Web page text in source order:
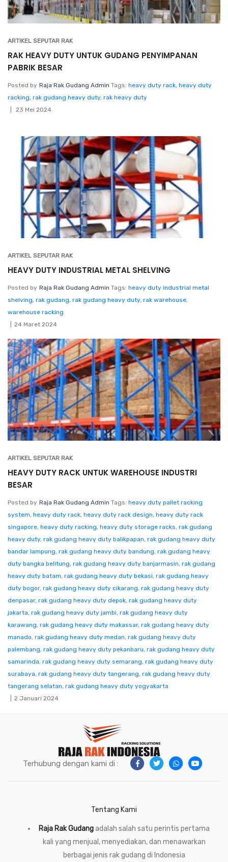
ARTIKEL SEPUTAR RAK
RAK HEAVY DUTY UNTUK GUDANG PENYIMPANAN
PABRIK BESAR
Posted by Raja Rak Gudang Admin Tags: heavy duty rack, heavy duty
racking, rak gudang heavy duty, rak heavy duty
23 Mei 2024
ARTIKEL SEPUTAR RAK
HEAVY DUTY INDUSTRIAL METAL SHELVING
Posted by Raja Rak Gudang Admin Tags: heavy duty industrial metal
shelving, rak gudang, rak gudang heavy duty, rak warehouse,
warehouse racking
24 Maret 2024
ARTIKEL SEPUTAR RAK
HEAVY DUTY RACK UNTUK WAREHOUSE INDUSTRI
BESAR
Posted by Raja Rak Gudang Admin Tags: heavy duty pallet racking
system, heavy duty rack, heavy duty rack design, heavy duty rack
singapore, heavy duty racking, heavy duty storage racks, rak gudang
heavy duty, rak gudang heavy duty balikpapan, rak gudang heavy duty
bandar lampung, rak gudang heavy duty bandung, rak gudang heavy
duty bangka belitung, rak gudang heavy duty banjarmasin, rak gudang
heavy duty batam, rak gudang heavy duty bekasi, rak gudang heavy
duty bogor, rak gudang heavy duty cikarang, rak gudang heavy duty
denpasar, rak gudang heavy duty depok, rak gudang heavy duty
jakarta, rak gudang heavy duty jambi, rak gudang heavy duty
karawang, rak gudang heavy duty makassar, rak gudang heavy duty
manado, rak gudang heavy duty medan, rak gudang heavy duty
palembang, rak gudang heavy duty pekanbaru, rak gudang heavy duty
samarinda, rak gudang heavy duty semarang, rak gudang heavy duty
surabaya, rak gudang heavy duty tangerang, rak gudang heavy duty
tangerang selatan, rak gudang heavy duty yogyakarta
2 Januari 2024
Terhubung dengan kami di :
Tentang Kami
Raja Rak Gudangadalah salah satu perintis pertama
kali yang menjual, menyediakan, dan menawarkan
berbagai jenis rak gudang di Indonesia